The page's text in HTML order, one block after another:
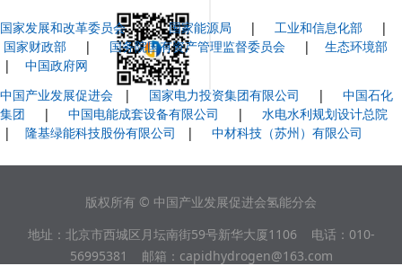
版权所有 © 中国产业发展促进会氢能分会
地址：北京市西城区月坛南街59号新华大厦1106 电话：010-
56995381 邮箱：capidhydrogen@163.com
国家发展和改革委员会 |国家能源局 | 工业和信息化部 |
国家财政部 | 国务院国有资产管理监督委员会 | 生态环境部
| 中国政府网
中国产业发展促进会 | 国家电力投资集团有限公司 | 中国石化
集团
| 中国电能成套设备有限公司 | 水电水利规划设计总院
| 隆基绿能科技股份有限公司 | 中材科技（苏州）有限公司